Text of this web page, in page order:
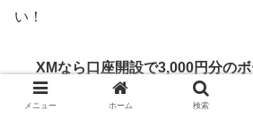
い！
XMなら口座開設で3,000円分の
メニュー ホーム 検索